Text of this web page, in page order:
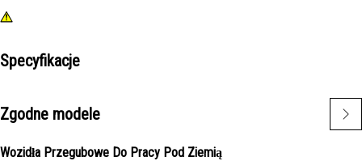
Specyfikacje
Zgodne modele
Wozidła Przegubowe Do Pracy Pod Ziemią